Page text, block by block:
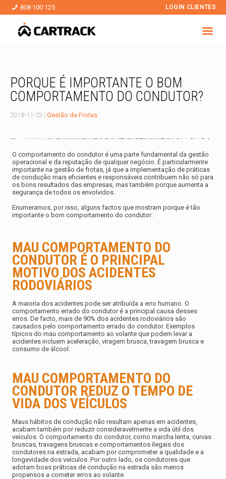
808 100 125 LOGIN CLIENTES
PORQUE É IMPORTANTE O BOM
COMPORTAMENTO DO CONDUTOR?
2018-11-23 | Gestão de Frotas
O comportamento do condutor é uma parte fundamental da gestão
operacional e da reputação de qualquer negócio. É particularmente
importante na gestão de frotas, já que a implementação de práticas
de condução mais eficientes e responsáveis contribuem não só para
os bons resultados das empresas, mas também porque aumenta a
segurança de todos os envolvidos.
Enumeramos, por isso, alguns factos que mostram porque é tão
importante o bom comportamento do condutor:
MAU COMPORTAMENTO DO
CONDUTOR É O PRINCIPAL
MOTIVO DOS ACIDENTES
RODOVIÁRIOS
A maioria dos acidentes pode ser atribuída a erro humano. O
comportamento errado do condutor é a principal causa desses
erros. De facto, mais de 90% dos acidentes rodoviários são
causados pelo comportamento errado do condutor. Exemplos
típicos do mau comportamento ao volante que podem levar a
acidentes incluem aceleração, viragem brusca, travagem brusca e
consumo de álcool.
MAU COMPORTAMENTO DO
CONDUTOR REDUZ O TEMPO DE
VIDA DOS VEÍCULOS
Maus hábitos de condução não resultam apenas em acidentes,
acabam também por reduzir consideravelmente a vida útil dos
veículos. O comportamento do condutor, como marcha lenta, curvas
bruscas, travagens bruscas e comportamentos ilegais dos
condutores na estrada, acabam por comprometer a qualidade e a
longevidade dos veículos. Por outro lado, os condutores que
adotam boas práticas de condução na estrada são menos
propensos a cometer erros ao volante.